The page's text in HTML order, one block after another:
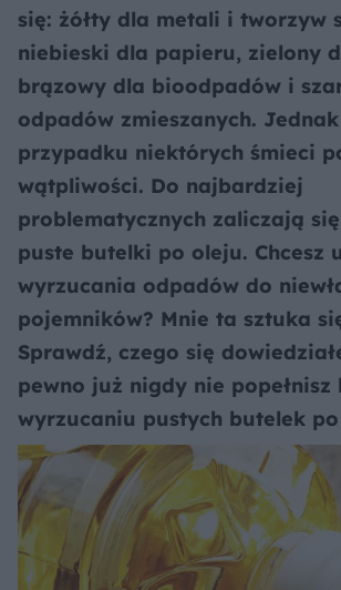
się: żółty dla metali i tworzyw
niebieski dla papieru, zielony
brązowy dla bioodpadów i
odpadów zmieszanych.
przypadku niektórych śmieci
wątpliwości. Do najbardziej
problematycznych zaliczają
puste butelki po oleju. Chcesz
wyrzucania odpadów do
pojemników? Mnie ta sztuka
Sprawdź, czego się
pewno już nigdy nie popełnisz
wyrzucaniu pustych butelek